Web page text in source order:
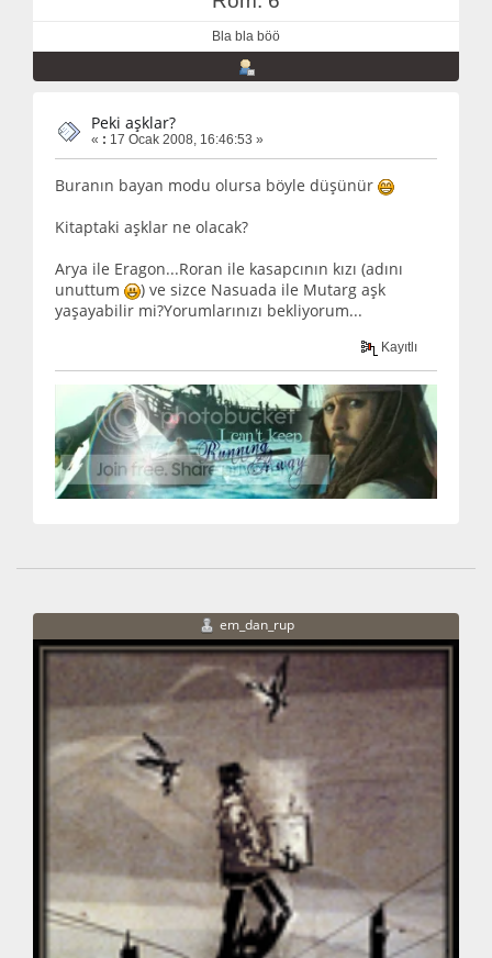
Bla bla böö
Peki aşklar?
« : 17 Ocak 2008, 16:46:53 »
Buranın bayan modu olursa böyle düşünür
Kitaptaki aşklar ne olacak?
Arya ile Eragon...Roran ile kasapcının kızı (adını
unuttum
) ve sizce Nasuada ile Mutarg aşk
yaşayabilir mi?Yorumlarınızı bekliyorum...
Kayıtlı
em_dan_rup